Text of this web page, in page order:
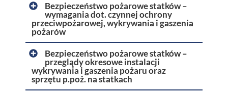
Bezpieczeństwo pożarowe statków –
wymagania dot. czynnej ochrony
przeciwpożarowej, wykrywania i gaszenia
pożarów
Bezpieczeństwo pożarowe statków –
przeglądy okresowe instalacji
wykrywania i gaszenia pożaru oraz
sprzętu p.poż. na statkach